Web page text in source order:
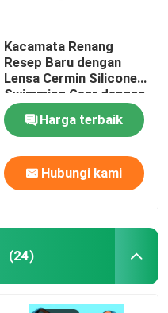
Kacamata Renang
Resep Baru dengan
Lensa Cermin Silicone
Swimming Gear dengan
Adjustable Fit Anti-Fog
dan UV Protection
Harga terbaik
Hubungi kami
(24)